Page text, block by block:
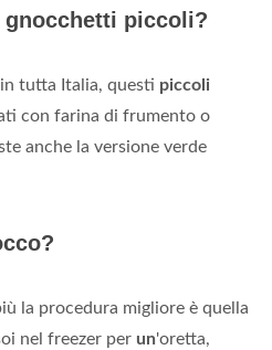
gnocchetti piccoli?
tutta Italia, questi piccoli
con farina di frumento o
anche la versione verde
la procedura migliore è quella
nel freezer per un'oretta,